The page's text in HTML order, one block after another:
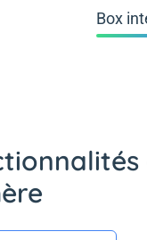
Box